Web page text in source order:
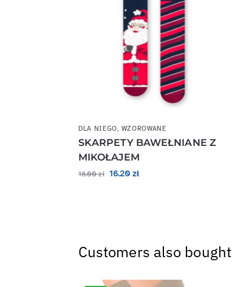
DLA NIEGO, WZOROWANE
SKARPETY BAWEŁNIANE Z
MIKOŁAJEM
18.00zł 16.20zł
Customers also bought